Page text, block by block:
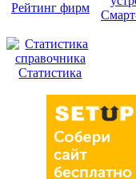
Рейтинг фирм
Статистика